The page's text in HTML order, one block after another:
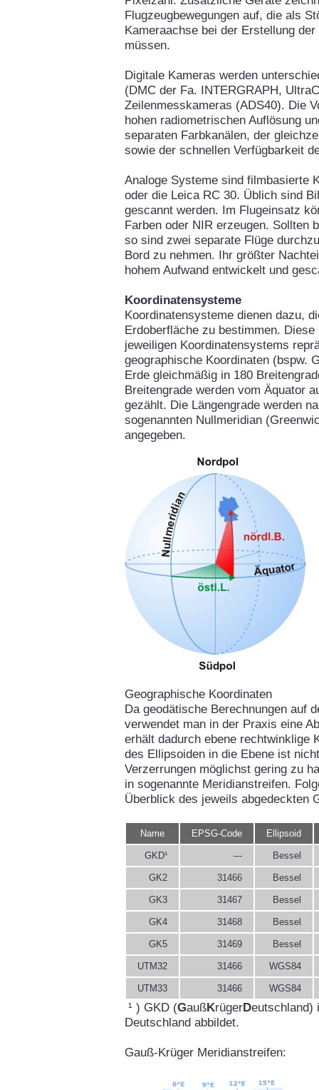
Flugzeugbewegungen auf, die als
Kameraachse bei der Erstellung
müssen.
Digitale Kameras werden
(DMC der Fa. INTERGRAPH,
Zeilenmesskameras (ADS40). Die
hohen radiometrischen Auflösung
separaten Farbkanälen, der
sowie der schnellen Verfügbarkeit
Analoge Systeme sind filmbasierte
oder die Leica RC 30. Üblich sind
gescannt werden. Im Flugeinsatz
Farben oder NIR erzeugen. Sollten
so sind zwei separate Flüge
Bord zu nehmen. Ihr größter
hohem Aufwand entwickelt und
Koordinatensysteme
Koordinatensysteme dienen dazu,
Erdoberfläche zu bestimmen.
jeweiligen Koordinatensystems
geographische Koordinaten (bspw.
Erde gleichmäßig in 180
Breitengrade werden vom Äquator
gezählt. Die Längengrade werden
sogenannten Nullmeridian
angegeben.
Geographische Koordinaten
Da geodätische Berechnungen auf
verwendet man in der Praxis eine
erhält dadurch ebene rechtwinklige
des Ellipsoiden in die Ebene ist
Verzerrungen möglichst gering zu
in sogenannte Meridianstreifen.
Überblick des jeweils abgedeckten
Name EPSG-Code Ellipsoid
GKD¹ --- Bessel
GK2 31466 Bessel
GK3 31467 Bessel
GK4 31468 Bessel
GK5 31469 Bessel
UTM32 31466 WGS84
UTM33 31466 WGS84
¹ ) GKD (GaußKrügerDeutschland)
Deutschland abbildet.
Gauß-Krüger Meridianstreifen: